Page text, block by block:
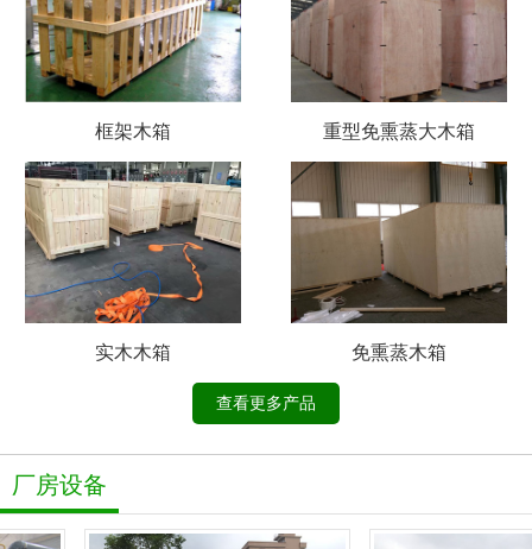
框架木箱 重型免熏蒸大木箱
实木木箱 免熏蒸木箱
查看更多产品
厂房设备